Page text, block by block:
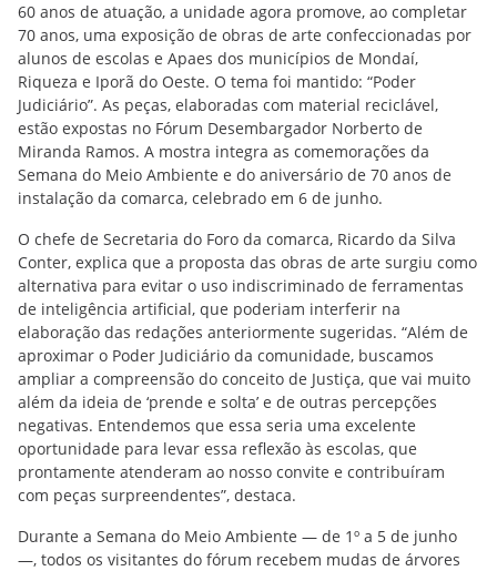
60 anos de atuação, a unidade agora promove, ao completar
70 anos, uma exposição de obras de arte confeccionadas por
alunos de escolas e Apaes dos municípios de Mondaí,
Riqueza e Iporã do Oeste. O tema foi mantido: “Poder
Judiciário”. As peças, elaboradas com material reciclável,
estão expostas no Fórum Desembargador Norberto de
Miranda Ramos. A mostra integra as comemorações da
Semana do Meio Ambiente e do aniversário de 70 anos de
instalação da comarca, celebrado em 6 de junho.
O chefe de Secretaria do Foro da comarca, Ricardo da Silva
Conter, explica que a proposta das obras de arte surgiu como
alternativa para evitar o uso indiscriminado de ferramentas
de inteligência artificial, que poderiam interferir na
elaboração das redações anteriormente sugeridas. “Além de
aproximar o Poder Judiciário da comunidade, buscamos
ampliar a compreensão do conceito de Justiça, que vai muito
além da ideia de ‘prende e solta’ e de outras percepções
negativas. Entendemos que essa seria uma excelente
oportunidade para levar essa reflexão às escolas, que
prontamente atenderam ao nosso convite e contribuíram
com peças surpreendentes”, destaca.
Durante a Semana do Meio Ambiente — de 1º a 5 de junho
—, todos os visitantes do fórum recebem mudas de árvores